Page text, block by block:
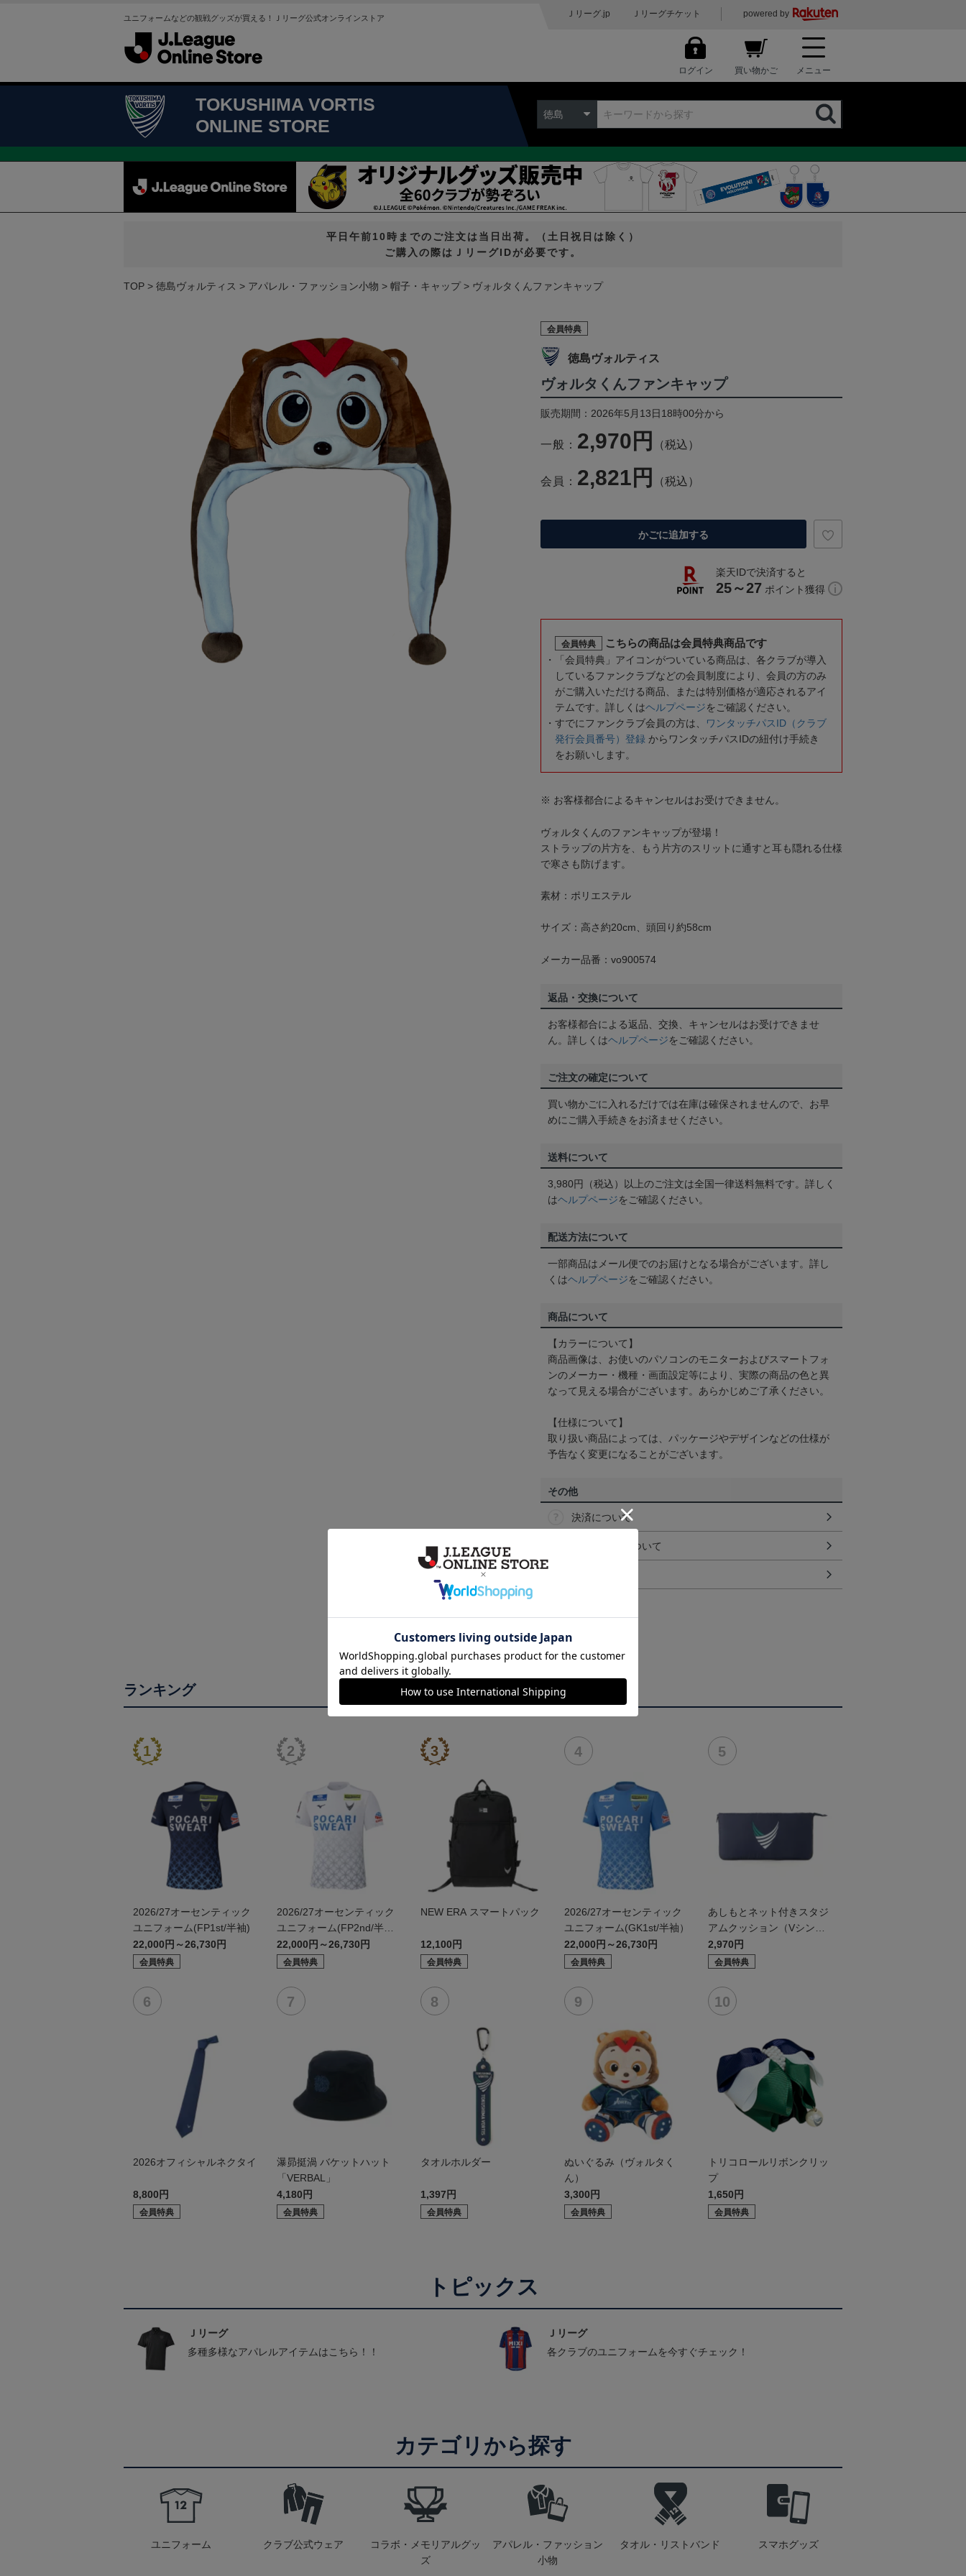
ユニフォームなどの観戦グッズが買える！Ｊリーグ公式オンラインストア Ｊリーグ.jp Ｊリーグチケット powered by
ログイン 買い物かご メニュー
TOKUSHIMA VORTIS
ONLINE STORE
徳島
平日午前10時までのご注文は当日出荷。（土日祝日は除く）
ご購入の際はＪリーグIDが必要です。
TOP 徳島ヴォルティス アパレル・ファッション小物 帽子・キャップ ヴォルタくんファンキャップ
会員特典
徳島ヴォルティス
ヴォルタくんファンキャップ
販売期間：2026年5月13日18時00分から
一般： 2,970円 （税込）
会員： 2,821円 （税込）
かごに追加する
楽天IDで決済すると
25～27 ポイント獲得
会員特典 こちらの商品は会員特典商品です
「会員特典」アイコンがついている商品は、各クラブが導入
しているファンクラブなどの会員制度により、会員の方のみ
がご購入いただける商品、または特別価格が適応されるアイ
テムです。詳しくはヘルプページをご確認ください。
すでにファンクラブ会員の方は、
ワンタッチパスID（クラブ
発行会員番号）登録 からワンタッチパスIDの紐付け手続き
をお願いします。
※ お客様都合によるキャンセルはお受けできません。
ヴォルタくんのファンキャップが登場！
ストラップの片方を、もう片方のスリットに通すと耳も隠れる仕様
で寒さも防げます。
素材：ポリエステル
サイズ：高さ約20cm、頭回り約58cm
メーカー品番：vo900574
返品・交換について
お客様都合による返品、交換、キャンセルはお受けできませ
ん。詳しくはヘルプページをご確認ください。
ご注文の確定について
買い物かごに入れるだけでは在庫は確保されませんので、お早
めにご購入手続きをお済ませください。
送料について
3,980円（税込）以上のご注文は全国一律送料無料です。詳しく
はヘルプページをご確認ください。
配送方法について
一部商品はメール便でのお届けとなる場合がございます。詳し
くはヘルプページをご確認ください。
商品について
【カラーについて】
商品画像は、お使いのパソコンのモニターおよびスマートフォ
ンのメーカー・機種・画面設定等により、実際の商品の色と異
なって見える場合がございます。あらかじめご了承ください。
【仕様について】
取り扱い商品によっては、パッケージやデザインなどの仕様が
予告なく変更になることがございます。
その他
決済について
ギフト対応について
ランキング
2026/27オーセンティック
ユニフォーム(FP1st/半袖)
22,000円～26,730円
会員特典
2026/27オーセンティック
ユニフォーム(FP2nd/半
袖）
22,000円～26,730円
会員特典
NEW ERA スマートパック
12,100円
会員特典
2026/27オーセンティック
ユニフォーム(GK1st/半袖）
22,000円～26,730円
会員特典
あしもとネット付きスタジ
アムクッション（Vシンボ
ル）
2,970円
会員特典
2026オフィシャルネクタイ
8,800円
会員特典
瀑昴挺渦 バケットハット
「VERBAL」
4,180円
会員特典
タオルホルダー
1,397円
会員特典
ぬいぐるみ（ヴォルタく
ん）
3,300円
会員特典
トリコロールリボンクリッ
プ
1,650円
会員特典
トピックス
Ｊリーグ
多種多様なアパレルアイテムはこちら！！
Ｊリーグ
各クラブのユニフォームを今すぐチェック！
カテゴリから探す
ユニフォーム クラブ公式ウェア
コラボ・メモリアルグッ
ズ
アパレル・ファッション
小物
タオル・リストバンド スマホグッズ